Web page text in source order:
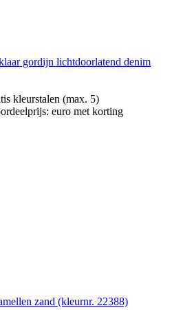
gordijn lichtdoorlatend denim
kleurstalen (max. 5)
euro met korting
zand (kleurnr. 22388)